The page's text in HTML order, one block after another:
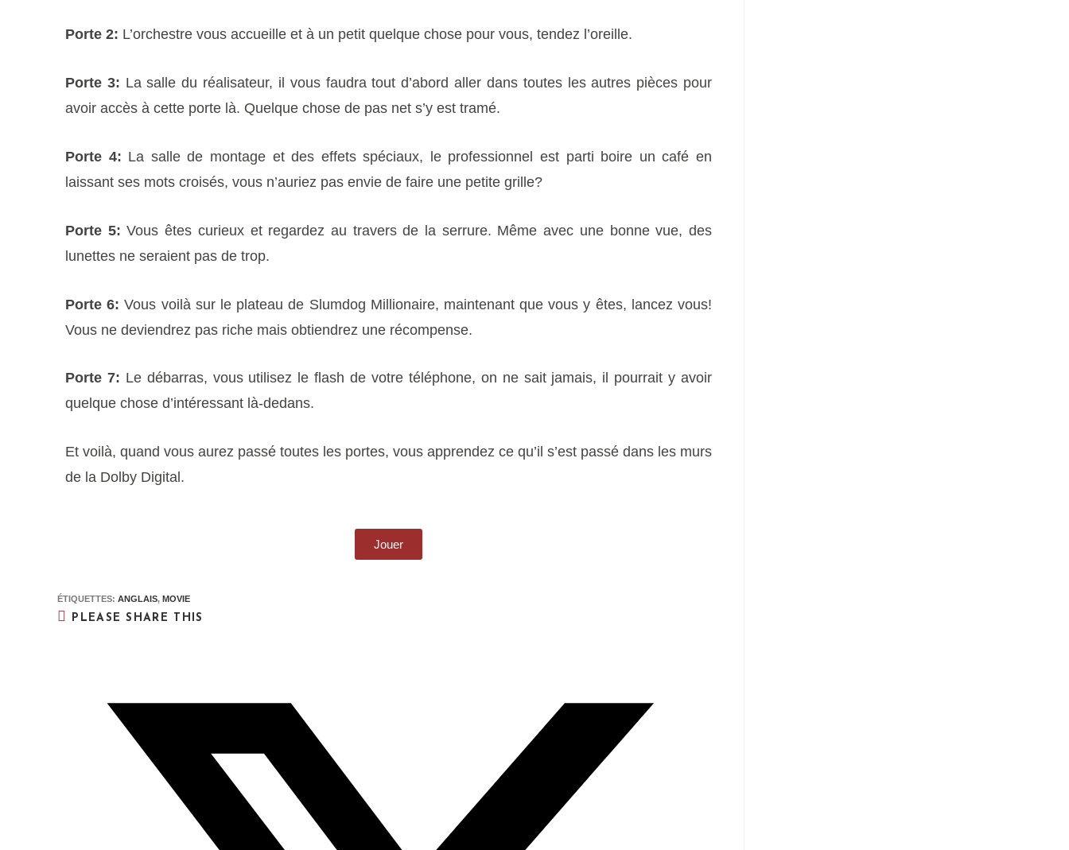
Porte 2: L’orchestre vous accueille et à un petit quelque chose pour vous, tendez l’oreille.
Porte 3: La salle du réalisateur, il vous faudra tout d’abord aller dans toutes les autres pièces pour
avoir accès à cette porte là. Quelque chose de pas net s’y est tramé.
Porte 4: La salle de montage et des effets spéciaux, le professionnel est parti boire un café en
laissant ses mots croisés, vous n’auriez pas envie de faire une petite grille?
Porte 5: Vous êtes curieux et regardez au travers de la serrure. Même avec une bonne vue, des
lunettes ne seraient pas de trop.
Porte 6: Vous voilà sur le plateau de Slumdog Millionaire, maintenant que vous y êtes, lancez vous!
Vous ne deviendrez pas riche mais obtiendrez une récompense.
Porte 7: Le débarras, vous utilisez le flash de votre téléphone, on ne sait jamais, il pourrait y avoir
quelque chose d’intéressant là-dedans.
Et voilà, quand vous aurez passé toutes les portes, vous apprendez ce qu’il s’est passé dans les murs
de la Dolby Digital.
Jouer
ÉTIQUETTES: ANGLAIS, MOVIE
PLEASE SHARE THIS